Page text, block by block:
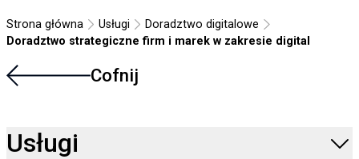
Strona główna Usługi
Doradztwo digitalowe
Doradztwo strategiczne firm i marek w zakresie digital
Cofnij
Usługi